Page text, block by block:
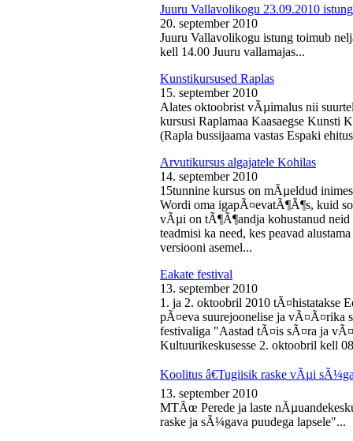
Juuru Vallavolikogu 23.09.2010 istung
20. september 2010
Juuru Vallavolikogu istung toimub
kell 14.00 Juuru vallamajas...
Kunstikursused Raplas
15. september 2010
Alates oktoobrist vÃµimalus nii
kursusi Raplamaa Kaasaegse Kunsti
(Rapla bussijaama vastas Espaki
Arvutikursus algajatele Kohilas
14. september 2010
15tunnine kursus on mÃµeldud
Wordi oma igapÃ¤evatÃ¶Ã¶s, kuid
vÃµi on tÃ¶Ã¶andja kohustanud neid
teadmisi ka need, kes peavad
versiooni asemel...
Eakate festival
13. september 2010
1. ja 2. oktoobril 2010 tÃ¤histatakse
pÃ¤eva suurejoonelise ja vÃ¤Ã¤rika
festivaliga "Aastad tÃ¤is sÃ¤ra ja
Kultuurikeskusesse 2. oktoobril kell
Koolitus â€Tugiisik raske vÃµi
13. september 2010
MTÃœ Perede ja laste
raske ja sÃ¼gava puudega lapsele"...